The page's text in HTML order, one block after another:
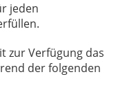
jeden
zur Verfügung das
der folgenden